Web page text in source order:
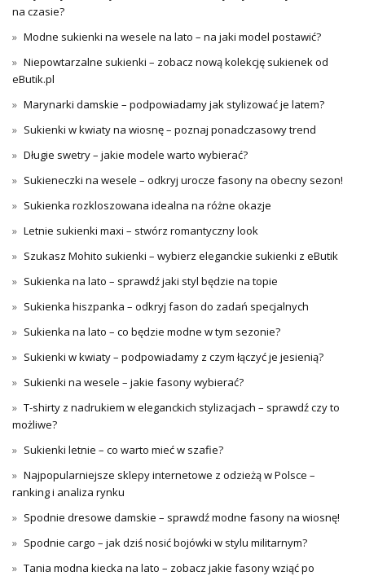
na czasie?
Modne sukienki na wesele na lato – na jaki model postawić?
Niepowtarzalne sukienki – zobacz nową kolekcję sukienek od
eButik.pl
Marynarki damskie – podpowiadamy jak stylizować je latem?
Sukienki w kwiaty na wiosnę – poznaj ponadczasowy trend
Długie swetry – jakie modele warto wybierać?
Sukieneczki na wesele – odkryj urocze fasony na obecny sezon!
Sukienka rozkloszowana idealna na różne okazje
Letnie sukienki maxi – stwórz romantyczny look
Szukasz Mohito sukienki – wybierz eleganckie sukienki z eButik
Sukienka na lato – sprawdź jaki styl będzie na topie
Sukienka hiszpanka – odkryj fason do zadań specjalnych
Sukienka na lato – co będzie modne w tym sezonie?
Sukienki w kwiaty – podpowiadamy z czym łączyć je jesienią?
Sukienki na wesele – jakie fasony wybierać?
T-shirty z nadrukiem w eleganckich stylizacjach – sprawdź czy to
możliwe?
Sukienki letnie – co warto mieć w szafie?
Najpopularniejsze sklepy internetowe z odzieżą w Polsce –
ranking i analiza rynku
Spodnie dresowe damskie – sprawdź modne fasony na wiosnę!
Spodnie cargo – jak dziś nosić bojówki w stylu militarnym?
Tania modna kiecka na lato – zobacz jakie fasony wziąć po